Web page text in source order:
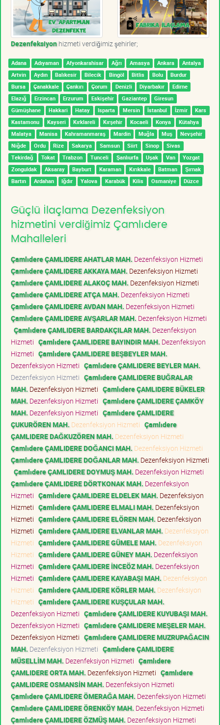
Dezenfeksiyonhizmeti verdiğimiz şehirler;
Adana Adıyaman Afyonkarahisar Ağrı Amasya Ankara
Antalya
Artvin
Aydın Balıkesir Bilecik Bingöl Bitlis Bolu
Burdur
Bursa
Çanakkale Çankırı Çorum Denizli Diyarbakır
Edirne
Elazığ
Erzincan Erzurum Eskişehir Gaziantep
Giresun
Gümüşhane
Hakkari Hatay Isparta Mersin İstanbul İzmir
Kars
Kastamonu
Kayseri Kırklareli Kırşehir Kocaeli Konya
Kütahya
Malatya
Manisa Kahramanmaraş Mardin Muğla Muş
Nevşehir
Niğde
Ordu Rize Sakarya Samsun Siirt Sinop
Sivas
Tekirdağ
Tokat Trabzon Tunceli Şanlıurfa Uşak Van
Yozgat
Zonguldak
Aksaray Bayburt Karaman Kırıkkale Batman
Şırnak
Bartın
Ardahan Iğdır Yalova Karabük Kilis Osmaniye Düzce
Güçlü İlaçlama Dezenfeksiyon
hizmetini verdiğimiz Çamlıdere
Mahalleleri
Çamlıdere ÇAMLIDERE AHATLAR MAH. Dezenfeksiyon Hizmeti
Çamlıdere ÇAMLIDERE AKKAYA MAH. Dezenfeksiyon Hizmeti
Çamlıdere ÇAMLIDERE ALAKOÇ MAH. Dezenfeksiyon Hizmeti
Çamlıdere ÇAMLIDERE ATÇA MAH. Dezenfeksiyon Hizmeti
Çamlıdere ÇAMLIDERE AVDAN MAH. Dezenfeksiyon Hizmeti
Çamlıdere ÇAMLIDERE AVŞARLAR MAH. Dezenfeksiyon Hizmeti
Çamlıdere ÇAMLIDERE BARDAKÇILAR MAH. Dezenfeksiyon
Hizmeti Çamlıdere ÇAMLIDERE BAYINDIR MAH. Dezenfeksiyon
Hizmeti Çamlıdere ÇAMLIDERE BEŞBEYLER MAH.
Dezenfeksiyon Hizmeti Çamlıdere ÇAMLIDERE BEYLER MAH.
Dezenfeksiyon Hizmeti Çamlıdere ÇAMLIDERE BUĞRALAR
MAH. Dezenfeksiyon Hizmeti Çamlıdere ÇAMLIDERE BÜKELER
MAH. Dezenfeksiyon Hizmeti Çamlıdere ÇAMLIDERE ÇAMKÖY
MAH. Dezenfeksiyon Hizmeti Çamlıdere ÇAMLIDERE
ÇUKURÖREN MAH. Dezenfeksiyon Hizmeti Çamlıdere
ÇAMLIDERE DAĞKUZÖREN MAH. Dezenfeksiyon Hizmeti
Çamlıdere ÇAMLIDERE DOĞANCI MAH. Dezenfeksiyon Hizmeti
Çamlıdere ÇAMLIDERE DOĞANLAR MAH. Dezenfeksiyon Hizmeti
Çamlıdere ÇAMLIDERE DOYMUŞ MAH. Dezenfeksiyon Hizmeti
Çamlıdere ÇAMLIDERE DÖRTKONAK MAH. Dezenfeksiyon
Hizmeti Çamlıdere ÇAMLIDERE ELDELEK MAH. Dezenfeksiyon
Hizmeti Çamlıdere ÇAMLIDERE ELMALI MAH. Dezenfeksiyon
Hizmeti Çamlıdere ÇAMLIDERE ELÖREN MAH. Dezenfeksiyon
Hizmeti Çamlıdere ÇAMLIDERE ELVANLAR MAH. Dezenfeksiyon
Hizmeti Çamlıdere ÇAMLIDERE GÜMELE MAH. Dezenfeksiyon
Hizmeti Çamlıdere ÇAMLIDERE GÜNEY MAH. Dezenfeksiyon
Hizmeti Çamlıdere ÇAMLIDERE İNCEÖZ MAH. Dezenfeksiyon
Hizmeti Çamlıdere ÇAMLIDERE KAYABAŞI MAH. Dezenfeksiyon
Hizmeti Çamlıdere ÇAMLIDERE KÖRLER MAH. Dezenfeksiyon
Hizmeti Çamlıdere ÇAMLIDERE KUŞÇULAR MAH.
Dezenfeksiyon Hizmeti Çamlıdere ÇAMLIDERE KUYUBAŞI MAH.
Dezenfeksiyon Hizmeti Çamlıdere ÇAMLIDERE MEŞELER MAH.
Dezenfeksiyon Hizmeti Çamlıdere ÇAMLIDERE MUZRUPAĞACIN
MAH. Dezenfeksiyon Hizmeti Çamlıdere ÇAMLIDERE
MÜSELLİM MAH. Dezenfeksiyon Hizmeti Çamlıdere
ÇAMLIDERE ORTA MAH. Dezenfeksiyon Hizmeti Çamlıdere
ÇAMLIDERE OSMANSİN MAH. Dezenfeksiyon Hizmeti
Çamlıdere ÇAMLIDERE ÖMERAĞA MAH. Dezenfeksiyon Hizmeti
Çamlıdere ÇAMLIDERE ÖRENKÖY MAH. Dezenfeksiyon Hizmeti
Çamlıdere ÇAMLIDERE ÖZMÜŞ MAH. Dezenfeksiyon Hizmeti